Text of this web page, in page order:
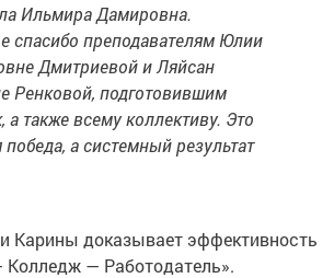
Ильмира Дамировна.
спасибо преподавателям Юлии
Дмитриевой и Ляйсан
Ренковой, подготовившим
а также всему коллективу. Это
победа, а системный результат
Карины доказывает эффективность
— Работодатель».